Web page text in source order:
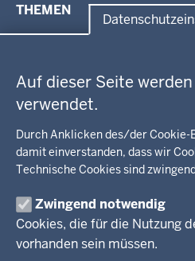
Auf dieser Seite
verwendet.
Durch Anklicken des/der
damit einverstanden, dass wir
Technische Cookies sind
Zwingend notwendig
Cookies, die für die Nutzung
vorhanden sein müssen.
der
THEMEN
Kommunalaufsicht, Planung,
Energie, Bergbau
Recht, Ordnung
Integration, Migration
Behördenleitung
Regierungsbezirk
KARRIERE
Stellenausschreibungen
Aktuelle Ausbildungsstellen und
Pressestelle
Social Media
BEKANNTMACHUNGEN